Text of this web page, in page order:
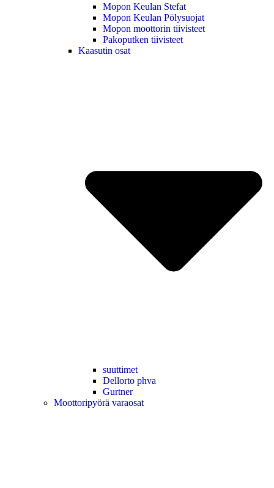
Mopon Keulan Stefat
Mopon Keulan Pölysuojat
Mopon moottorin tiivisteet
Pakoputken tiivisteet
Kaasutin osat
suuttimet
Dellorto phva
Gurtner
Moottoripyörä varaosat